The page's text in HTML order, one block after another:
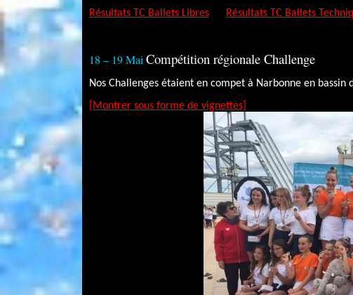
Résultats TC Ballets Libres
Résultats TC Ballets
18 – 19 Mai Compétition régionale Challenge
Nos Challenges étaient en compet à Narbonne en
[Montrer sous forme de vignettes]